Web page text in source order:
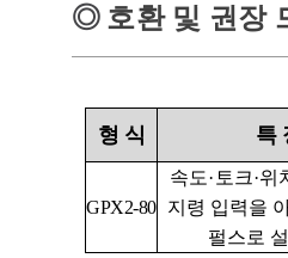
◎ 호환 및 권장
형 식 특
GPX2-80
속도· 토크·위
지령 입력을
펄스로